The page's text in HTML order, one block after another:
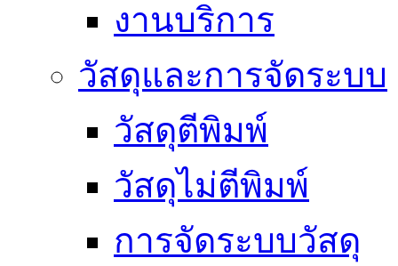
งานบริการ
วัสดุและการจัดระบบ
วัสดุตีพิมพ์
วัสดุไม่ตีพิมพ์
การจัดระบบวัสดุ